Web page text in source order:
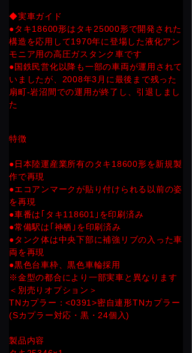
◆実車ガイド
●タキ18600形はタキ25000形で開発された
構造を応用して1970年に登場した液化アン
モニア用の高圧ガスタンク車です
●国鉄民営化以降も一部の車両が運用されて
いましたが、2008年3月に最後まで残った
扇町-岩沼間での運用が終了し、引退しまし
た
特徴
●日本陸運産業所有のタキ18600形を新規製
作で再現
●エコアンマークが貼り付けられる以前の姿
を再現
●車番は｢タキ118601｣を印刷済み
●常備駅は｢神栖｣を印刷済み
●タンク体は中央下部に補強リブの入った車
両を再現
●黒色台車枠、黒色車輪採用
※金型の都合により一部実車と異なります
＜別売りオプション＞
TNカプラー：<0391>密自連形TNカプラー
(Sカプラー対応・黒・24個入)
製品内容